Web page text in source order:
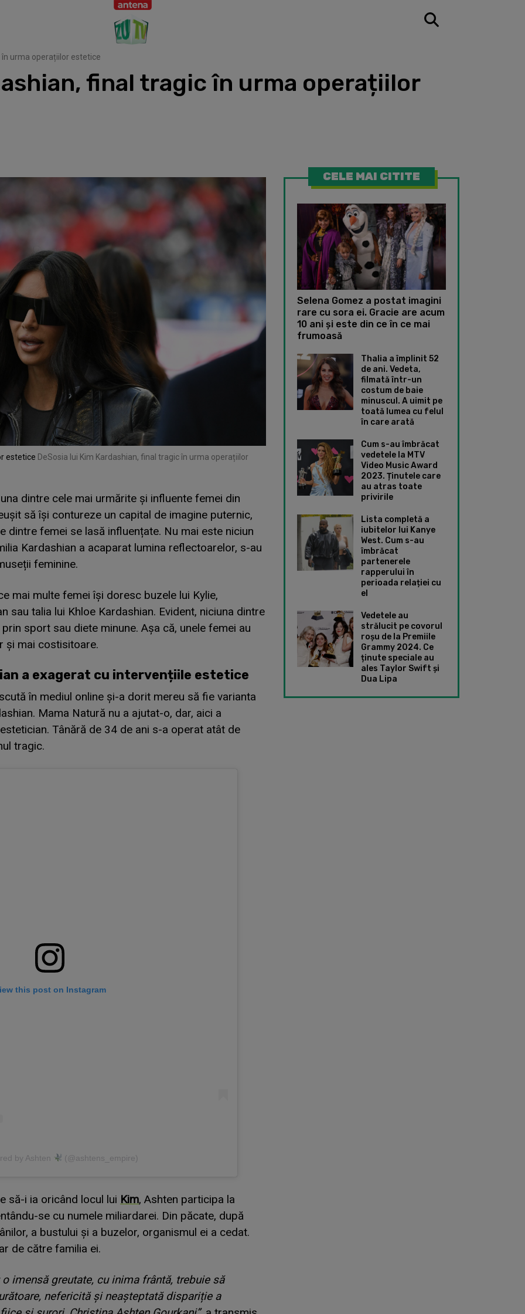
în urma operațiilor estetice
final tragic în urma operațiilor
estetice DeSosia lui Kim Kardashian, final tragic în urma operațiilor
CELE MAI CITITE
Selena Gomez a postat imagini
rare cu sora ei. Gracie are acum
10 ani și este din ce în ce mai
frumoasă
Thalia a împlinit 52
de ani. Vedeta,
filmată într-un
costum de baie
minuscul. A uimit pe
toată lumea cu felul
în care arată
Cum s-au îmbrăcat
vedetele la MTV
Video Music Award
2023. Ținutele care
au atras toate
privirile
Lista completă a
iubitelor lui Kanye
West. Cum s-au
îmbrăcat
partenerele
rapperului în
perioada relației cu
el
Vedetele au
strălucit pe covorul
roșu de la Premiile
Grammy 2024. Ce
ținute speciale au
ales Taylor Swift și
Dua Lipa
dintre cele mai urmărite și influente femei din
să își contureze un capital de imagine puternic,
dintre femei se lasă influențate. Nu mai este niciun
Kardashian a acaparat lumina reflectoarelor, s-au
feminine.
mai multe femei își doresc buzele lui Kylie,
sau talia lui Khloe Kardashian. Evident, niciuna dintre
sport sau diete minune. Așa că, unele femei au
și mai costisitoare.
a exagerat cu intervențiile estetice
în mediul online și-a dorit mereu să fie varianta
Mama Natură nu a ajutat-o, dar, aici a
Tânără de 34 de ani s-a operat atât de
tragic.
this post on Instagram
by Ashten (@ashtens_empire)
să-i ia oricând locul lui Kim, Ashten participa la
se cu numele miliardarei. Din păcate, după
a bustului și a buzelor, organismul ei a cedat.
de către familia ei.
imensă greutate, cu inima frântă, trebuie să
nefericită și neașteptată dispariție a